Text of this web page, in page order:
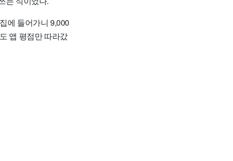
에 들어가니 9,000
앱 평점만 따라갔